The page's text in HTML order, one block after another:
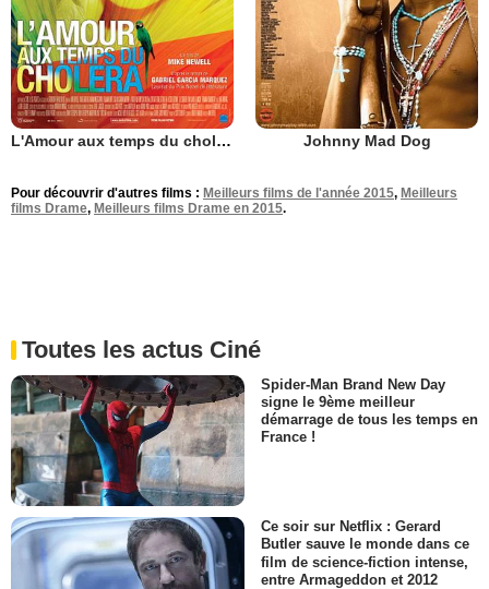
L'Amour aux temps du choléra Johnny Mad Dog
Pour découvrir d'autres films : Meilleurs films de l'année 2015, Meilleurs
films Drame, Meilleurs films Drame en 2015.
Toutes les actus Ciné
Spider-Man Brand New Day
signe le 9ème meilleur
démarrage de tous les temps en
France !
Ce soir sur Netflix : Gerard
Butler sauve le monde dans ce
film de science-fiction intense,
entre Armageddon et 2012